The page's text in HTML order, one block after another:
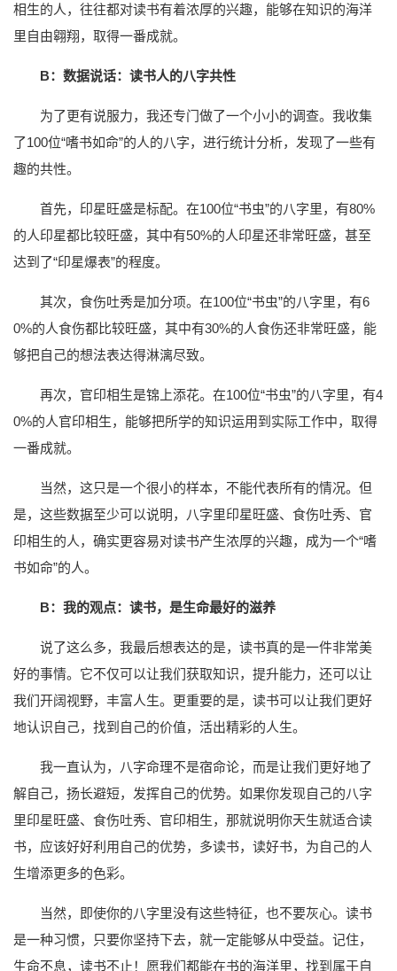
相生的人，往往都对读书有着浓厚的兴趣，能够在知识的海洋
里自由翱翔，取得一番成就。
B：数据说话：读书人的八字共性
为了更有说服力，我还专门做了一个小小的调查。我收集
了100位“嗜书如命”的人的八字，进行统计分析，发现了一些有
趣的共性。
首先，印星旺盛是标配。在100位“书虫”的八字里，有80%
的人印星都比较旺盛，其中有50%的人印星还非常旺盛，甚至
达到了“印星爆表”的程度。
其次，食伤吐秀是加分项。在100位“书虫”的八字里，有6
0%的人食伤都比较旺盛，其中有30%的人食伤还非常旺盛，能
够把自己的想法表达得淋漓尽致。
再次，官印相生是锦上添花。在100位“书虫”的八字里，有4
0%的人官印相生，能够把所学的知识运用到实际工作中，取得
一番成就。
当然，这只是一个很小的样本，不能代表所有的情况。但
是，这些数据至少可以说明，八字里印星旺盛、食伤吐秀、官
印相生的人，确实更容易对读书产生浓厚的兴趣，成为一个“嗜
书如命”的人。
B：我的观点：读书，是生命最好的滋养
说了这么多，我最后想表达的是，读书真的是一件非常美
好的事情。它不仅可以让我们获取知识，提升能力，还可以让
我们开阔视野，丰富人生。更重要的是，读书可以让我们更好
地认识自己，找到自己的价值，活出精彩的人生。
我一直认为，八字命理不是宿命论，而是让我们更好地了
解自己，扬长避短，发挥自己的优势。如果你发现自己的八字
里印星旺盛、食伤吐秀、官印相生，那就说明你天生就适合读
书，应该好好利用自己的优势，多读书，读好书，为自己的人
生增添更多的色彩。
当然，即使你的八字里没有这些特征，也不要灰心。读书
是一种习惯，只要你坚持下去，就一定能够从中受益。记住，
生命不息，读书不止！愿我们都能在书的海洋里，找到属于自